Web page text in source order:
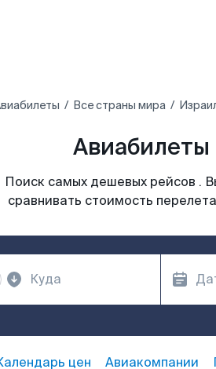
Все страны мира
Авиабилеты
Поиск самых дешевых рейсов .
сравнивать стоимость
цен Авиакомпании